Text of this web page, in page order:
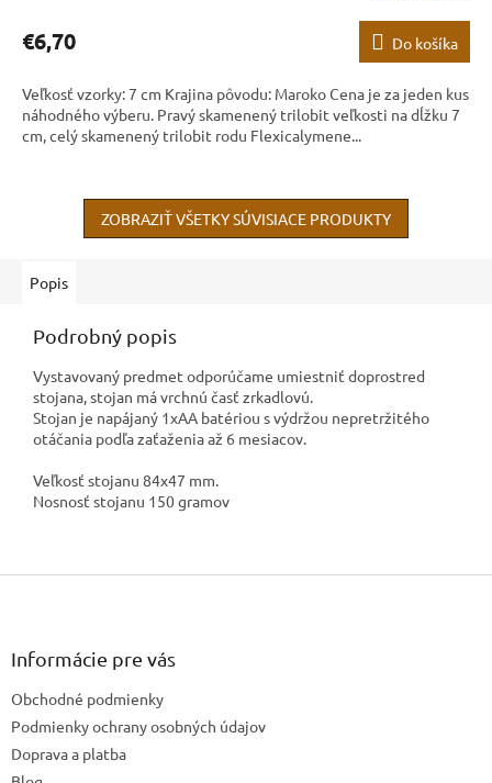
€6,70 Do košíka
Veľkosť vzorky: 7 cm Krajina pôvodu: Maroko Cena je za jeden kus
náhodného výberu. Pravý skamenený trilobit veľkosti na dĺžku 7
cm, celý skamenený trilobit rodu Flexicalymene...
ZOBRAZIŤ VŠETKY SÚVISIACE PRODUKTY
Popis
Podrobný popis
Vystavovaný predmet odporúčame umiestniť doprostred
stojana, stojan má vrchnú časť zrkadlovú.
Stojan je napájaný 1xAA batériou s výdržou nepretržitého
otáčania podľa zaťaženia až 6 mesiacov.
Veľkosť stojanu 84x47 mm.
Nosnosť stojanu 150 gramov
Z
Informácie pre vás
Obchodné podmienky
Podmienky ochrany osobných údajov
Doprava a platba